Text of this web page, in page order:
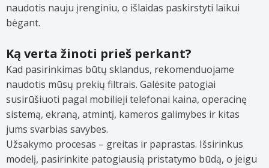
naudotis nauju įrenginiu, o išlaidas paskirstyti laikui
bėgant.
Ką verta žinoti prieš perkant?
Kad pasirinkimas būtų sklandus, rekomenduojame
naudotis mūsų prekių filtrais. Galėsite patogiai
susirūšiuoti pagal mobilieji telefonai kaina, operacinę
sistemą, ekraną, atmintį, kameros galimybes ir kitas
jums svarbias savybes.
Užsakymo procesas – greitas ir paprastas. Išsirinkus
modelį, pasirinkite patogiausią pristatymo būdą, o jeigu